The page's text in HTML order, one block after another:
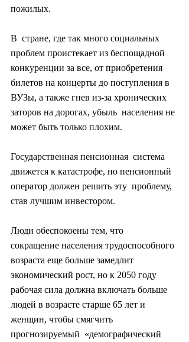
пожилых.
В  стране, где так много социальных
проблем проистекает из беспощадной
конкуренции за все, от приобретения
билетов на концерты до поступления в
ВУЗы, а также гнев из-за хронических
заторов на дорогах, убыль  населения не
может быть только плохим.
Государственная пенсионная  система
движется к катастрофе, но пенсионный
оператор должен решить эту  проблему,
став лучшим инвестором.
Люди обеспокоены тем, что
сокращение населения трудоспособного
возраста еще больше замедлит
экономический рост, но к 2050 году
рабочая сила должна включать больше
людей в возрасте старше 65 лет и
женщин, чтобы смягчить
прогнозируемый  «демографический